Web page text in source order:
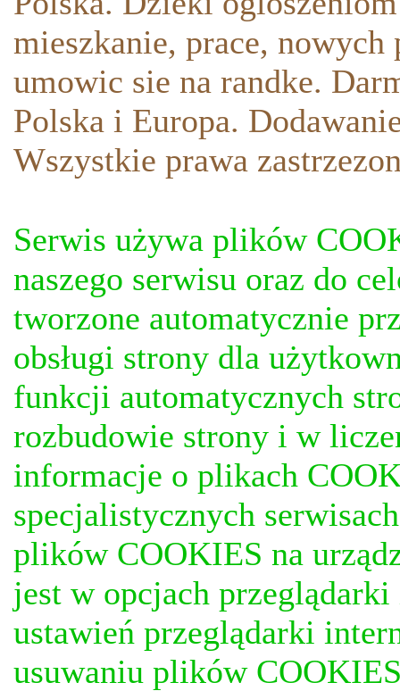
mieszkanie, prace,
umowic sie na randke.
Polska i Europa.
Wszystkie prawa
Serwis używa plików
naszego serwisu oraz do
tworzone automatycznie
obsługi strony dla
funkcji automatycznych
rozbudowie strony i w
informacje o plikach
specjalistycznych
plików COOKIES na
jest w opcjach
ustawień przeglądarki
usuwaniu plików